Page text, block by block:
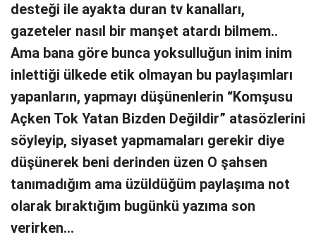
desteği ile ayakta duran tv kanalları,
gazeteler nasıl bir manşet atardı bilmem..
Ama bana göre bunca yoksulluğun inim inim
inlettiği ülkede etik olmayan bu paylaşımları
yapanların, yapmayı düşünenlerin “Komşusu
Açken Tok Yatan Bizden Değildir” atasözlerini
söyleyip, siyaset yapmamaları gerekir diye
düşünerek beni derinden üzen O şahsen
tanımadığım ama üzüldüğüm paylaşıma not
olarak bıraktığım bugünkü yazıma son
verirken…